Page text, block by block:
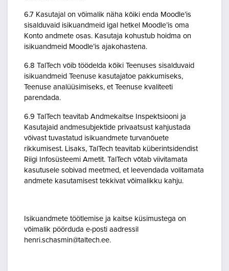
6.7 Kasutajal on võimalik näha kõiki enda Moodle’is
sisalduvaid isikuandmeid igal hetkel Moodle’is oma
Konto andmete osas. Kasutaja kohustub hoidma on
isikuandmeid Moodle’is ajakohastena.
6.8 TalTech võib töödelda kõiki Teenuses sisalduvaid
isikuandmeid Teenuse kasutajatoe pakkumiseks,
Teenuse analüüsimiseks, et Teenuse kvaliteeti
parendada.
6.9 TalTech teavitab Andmekaitse Inspektsiooni ja
Kasutajaid andmesubjektide privaatsust kahjustada
võivast tuvastatud isikuandmete turvanõuete
rikkumisest. Lisaks, TalTech teavitab küberintsidendist
Riigi Infosüsteemi Ametit. TalTech võtab viivitamata
kasutusele sobivad meetmed, et leevendada volitamata
andmete kasutamisest tekkivat võimalikku kahju.
Isikuandmete töötlemise ja kaitse küsimustega on
võimalik pöörduda e-posti aadressil
henri.schasmin@taltech.ee.